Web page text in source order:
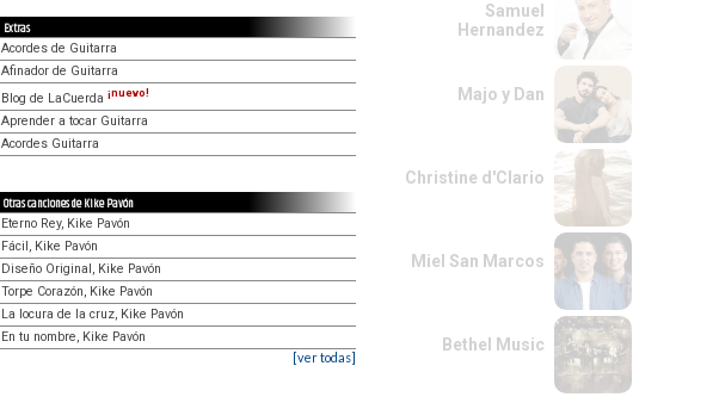
Extras
Acordes de Guitarra
Afinador de Guitarra
Blog de LaCuerda ¡nuevo!
Aprender a tocar Guitarra
Acordes Guitarra
Otras canciones de Kike Pavón
Eterno Rey, Kike Pavón
Fácil, Kike Pavón
Diseño Original, Kike Pavón
Torpe Corazón, Kike Pavón
La locura de la cruz, Kike Pavón
En tu nombre, Kike Pavón
[ver todas]
Samuel
Hernandez
Majo y Dan
Christine d'Clario
Miel San Marcos
Bethel Music